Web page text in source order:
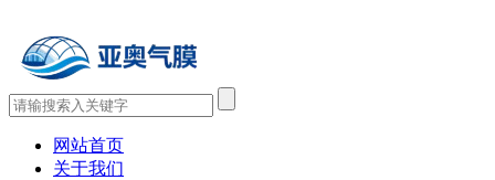
网站首页
关于我们